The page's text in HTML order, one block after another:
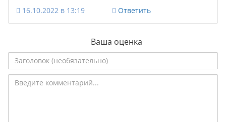
16.10.2022 в 13:19 Ответить
Ваша оценка